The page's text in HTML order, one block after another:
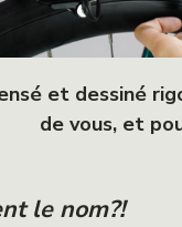
et dessiné
de vous, et
le nom?!